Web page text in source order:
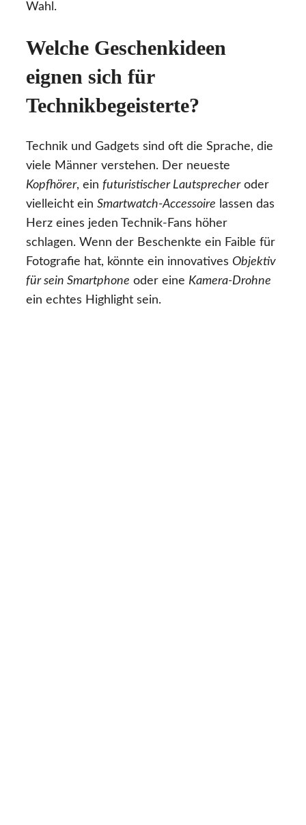
Wahl.
Welche Geschenkideen
eignen sich für
Technikbegeisterte?
Technik und Gadgets sind oft die Sprache, die
viele Männer verstehen. Der neueste
Kopfhörer, ein futuristischer Lautsprecheroder
vielleicht ein Smartwatch-Accessoire lassen das
Herz eines jeden Technik-Fans höher
schlagen. Wenn der Beschenkte ein Faible für
Fotografie hat, könnte ein innovatives Objektiv
für sein Smartphone oder eine Kamera-Drohne
ein echtes Highlight sein.